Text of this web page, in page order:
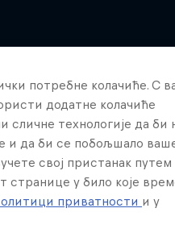
ovoga
потребне колачиће. С
додатне колачиће
сличне технологије да би
и да би се побољшало
свој пристанак путем
странице у било које
приватности и у